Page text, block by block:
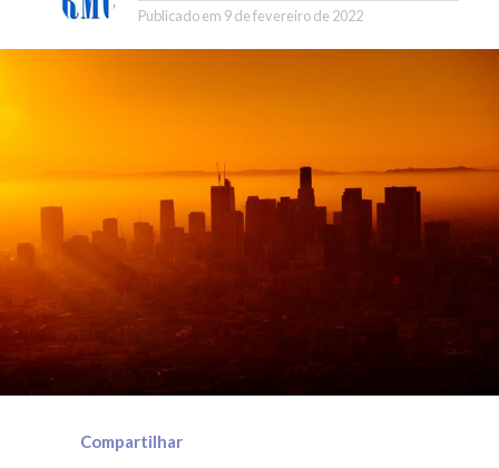
Publicado em 9 de fevereiro de 2022
Compartilhar